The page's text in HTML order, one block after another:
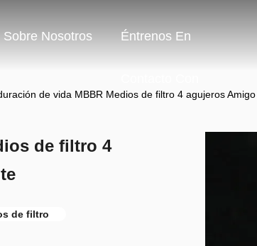
Sobre Nosotros Éntrenos En
de vida MBBR Medios de filtro 4 agujeros
de filtro 4
de filtro